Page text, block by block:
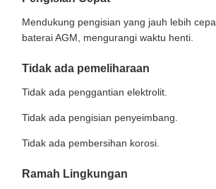
Mendukung pengisian yang jauh lebih
baterai AGM, mengurangi waktu henti.
Tidak ada pemeliharaan
Tidak ada penggantian elektrolit.
Tidak ada pengisian penyeimbang.
Tidak ada pembersihan korosi.
Ramah Lingkungan